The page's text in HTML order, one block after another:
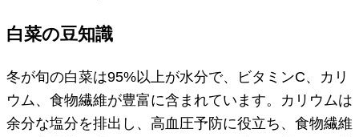
白菜の豆知識
冬が旬の白菜は95%以上が水分で、ビタミンC、カリ
ウム、食物繊維が豊富に含まれています。カリウムは
余分な塩分を排出し、高血圧予防に役立ち、食物繊維